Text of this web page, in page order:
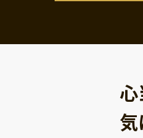
心